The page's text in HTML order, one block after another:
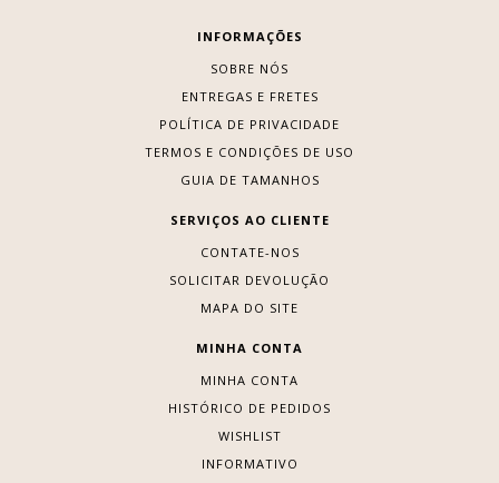
INFORMAÇÕES
SOBRE NÓS
ENTREGAS E FRETES
POLÍTICA DE PRIVACIDADE
TERMOS E CONDIÇÕES DE USO
GUIA DE TAMANHOS
SERVIÇOS AO CLIENTE
CONTATE-NOS
SOLICITAR DEVOLUÇÃO
MAPA DO SITE
MINHA CONTA
MINHA CONTA
HISTÓRICO DE PEDIDOS
WISHLIST
INFORMATIVO